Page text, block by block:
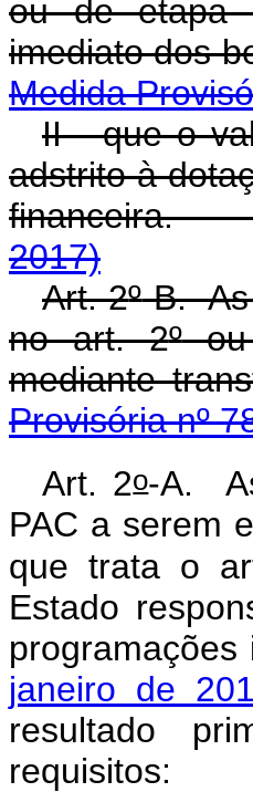
ou de etapa
imediato
Medida
II - que o
adstrito à
2017)
Art. 2º-B. As
no art. 2ºou
mediante
Provisória nº
Art. 2o-A.
PAC a serem
que trata o
Estado
janeiro de
resultado